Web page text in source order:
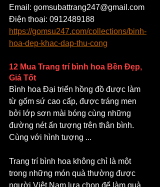
Email: gomsubattrang247@gmail.com
Điện thoại: 0912489188
https://gomsu247.com/collections/binh-
hoa-dep-khac-dap-thu-cong
12 Mua Trang trí bình hoa Bền Đẹp,
Giá Tốt
Bình hoa Đại triển hồng đồ được làm
từ gốm sứ cao cấp, được tráng men
bởi lớp sơn mài bóng cùng những
đường nét ấn tượng trên thân bình.
Cùng với hình tượng ...
Trang trí bình hoa không chỉ là một
trong những món quà thường được
người Việt Nam lựa chọn để làm quà